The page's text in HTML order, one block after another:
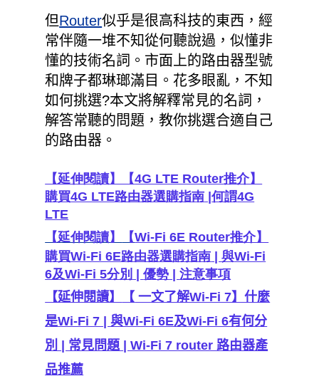
但Router似乎是很高科技的東西，經
常伴隨一堆不知從何聽說過，似懂非
懂的技術名詞。市面上的路由器型號
和牌子都琳瑯滿目。花多眼亂，不知
如何挑選?本文將解釋常見的名詞，
解答常聽的問題，教你挑選合適自己
的路由器。
【延伸閱讀】【4G LTE Router推介】
購買4G LTE路由器選購指南 |何謂4G
LTE
【延伸閱讀】
【Wi-Fi 6E Router推介】
購買Wi-Fi 6E路由器選購指南 |與Wi-Fi
6及Wi-Fi 5分別 |優勢 |注意事項
【延伸閱讀】
【 一文了解Wi-Fi 7】什麼
是Wi-Fi 7 | 與Wi-Fi 6E及Wi-Fi 6有何分
別 | 常見問題 | Wi-Fi 7 router 路由器產
品推薦